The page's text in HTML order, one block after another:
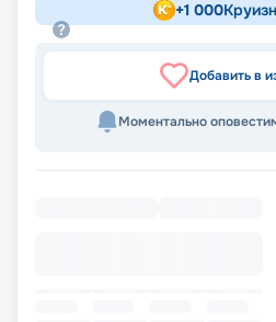
+1 000
Добавить в
Моментально